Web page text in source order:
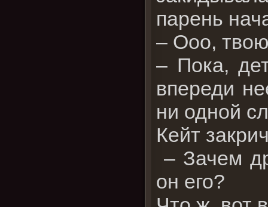
парень
– Ооо,
– Пока,
впереди
ни одной
Кейт
– Зачем
он его?